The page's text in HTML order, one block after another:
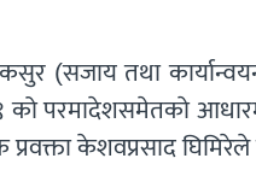
(सजाय तथा
को परमादेशसमेतकाे
केशवप्रसाद